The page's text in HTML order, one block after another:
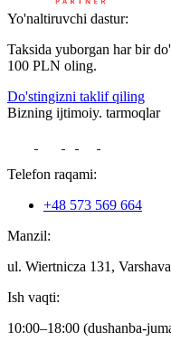
Yo'naltiruvchi dastur:
Taksida yuborgan har bir
100 PLN oling.
Do'stingizni taklif qiling
Bizning ijtimoiy. tarmoqlar
Telefon raqami:
+48 573 569 664
Manzil:
ul. Wiertnicza 131, Varshava
Ish vaqti:
10:00–18:00 (dushanba-